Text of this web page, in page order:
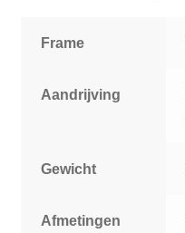
Frame
Aandrijving
Gewicht
Afmetingen